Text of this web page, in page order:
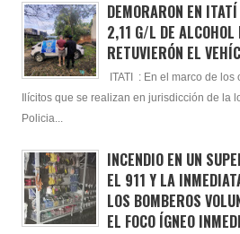
DEMORARON EN
2,11 G/L DE ALCOHOL
RETUVIERÓN EL
ITATI : En el marco de
Ilícitos que se realizan en jurisdicción de la
Policia...
INCENDIO EN UN
EL 911 Y LA
LOS BOMBEROS
EL FOCO ÍGNEO